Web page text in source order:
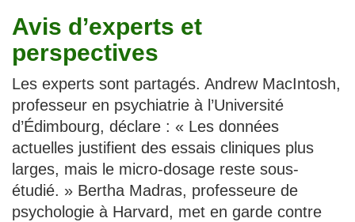
Avis d’experts et
perspectives
Les experts sont partagés. Andrew MacIntosh,
professeur en psychiatrie à l’Université
d’Édimbourg, déclare : « Les données
actuelles justifient des essais cliniques plus
larges, mais le micro-dosage reste sous-
étudié. » Bertha Madras, professeure de
psychologie à Harvard, met en garde contre